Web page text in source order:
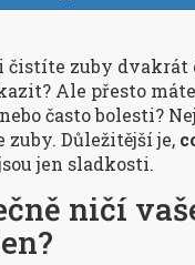
čistíte zuby dvakrát
Ale přesto
často bolesti?
zuby. Důležitější je,
jen sladkosti.
ničí